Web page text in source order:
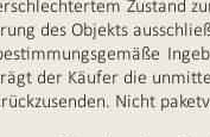
Zustand
des Objekts
der Käufer die
Nicht